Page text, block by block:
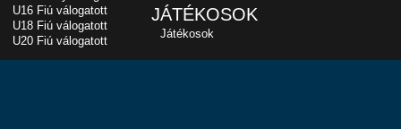
U16 Fiú válogatott
U18 Fiú válogatott
U20 Fiú válogatott
JÁTÉKOSOK
Játékosok